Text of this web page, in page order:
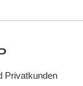
Privatkunden